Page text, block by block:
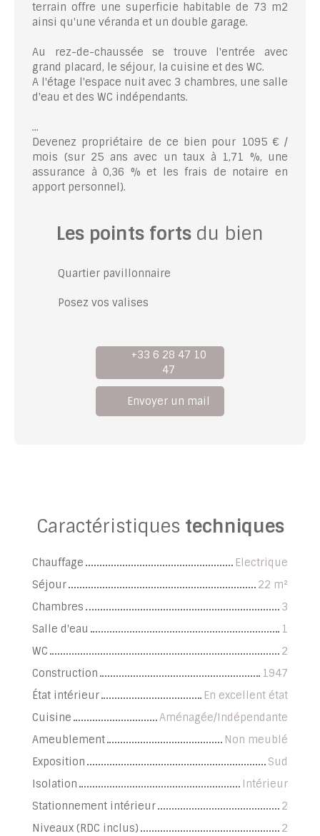
terrain offre une superficie habitable de 73 m2
ainsi qu'une véranda et un double garage.
Au rez-de-chaussée se trouve l'entrée avec
grand placard, le séjour, la cuisine et des WC.
A l'étage l'espace nuit avec 3 chambres, une salle
d'eau et des WC indépendants.
...
Devenez propriétaire de ce bien pour 1095 € /
mois (sur 25 ans avec un taux à 1,71 %, une
assurance à 0,36 % et les frais de notaire en
apport personnel).
Les points forts du bien
Quartier pavillonnaire
Posez vos valises
+33 6 28 47 10
47
Envoyer un mail
Caractéristiques techniques
Chauffage
Electrique
Séjour
22 m²
Chambres
3
Salle d'eau
1
WC
2
Construction
1947
État intérieur
En excellent état
Cuisine
Aménagée/Indépendante
Ameublement
Non meublé
Exposition
Sud
Isolation
Intérieur
Stationnement intérieur
2
Niveaux (RDC inclus)
2